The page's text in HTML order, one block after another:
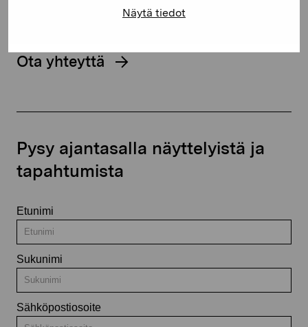
Näytä tiedot
Ota yhteyttä
Pysy ajantasalla näyttelyistä ja
tapahtumista
Etunimi
Sukunimi
Sähköpostiosoite